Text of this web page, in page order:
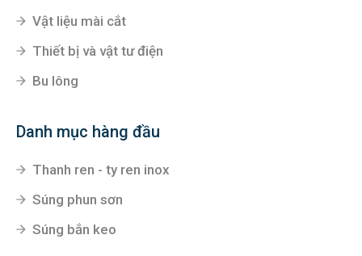
Vật liệu mài cắt
Thiết bị và vật tư điện
Bu lông
Danh mục hàng đầu
Thanh ren - ty ren inox
Súng phun sơn
Súng bắn keo